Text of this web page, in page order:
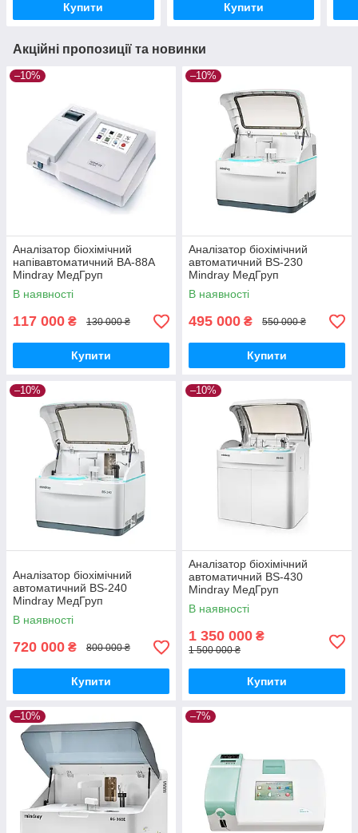
Купити Купити
Акційні пропозиції та новинки
–10%
Аналізатор біохімічний
напівавтоматичний BA-88A
Mindray МедГруп
В наявності
117 000 ₴ 130 000 ₴
Купити
–10%
Аналізатор біохімічний
автоматичний BS-230
Mindray МедГруп
В наявності
495 000 ₴ 550 000 ₴
Купити
–10%
Аналізатор біохімічний
автоматичний BS-240
Mindray МедГруп
В наявності
720 000 ₴ 800 000 ₴
Купити
–10%
Аналізатор біохімічний
автоматичний BS-430
Mindray МедГруп
В наявності
1 350 000 ₴
1 500 000 ₴
Купити
–10% –7%